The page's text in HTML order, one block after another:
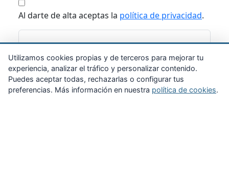
Al darte de alta aceptas la política de privacidad.
Suscribirme
Utilizamos cookies propias y de terceros para mejorar tu
experiencia, analizar el tráfico y personalizar contenido.
Puedes aceptar todas, rechazarlas o configurar tus
preferencias. Más información en nuestra política de cookies.